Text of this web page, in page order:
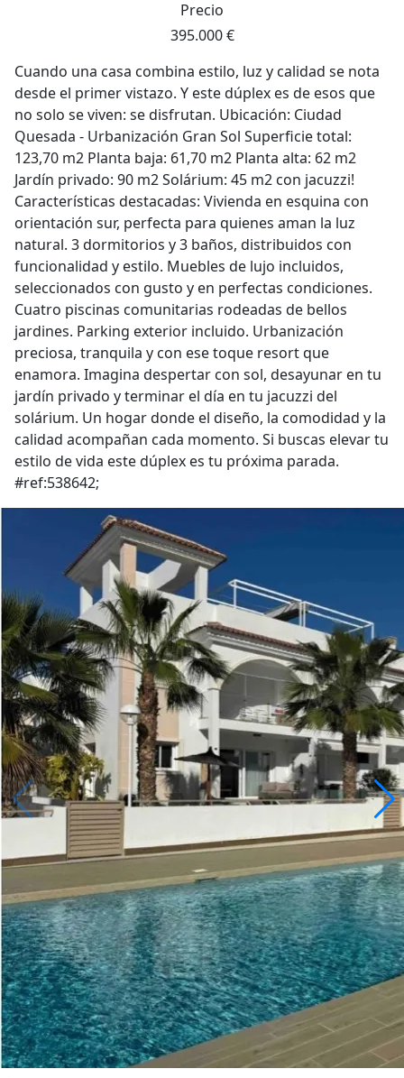
Precio
395.000 €
Cuando una casa combina estilo, luz y calidad se nota
desde el primer vistazo. Y este dúplex es de esos que
no solo se viven: se disfrutan. Ubicación: Ciudad
Quesada - Urbanización Gran Sol Superficie total:
123,70 m2 Planta baja: 61,70 m2 Planta alta: 62 m2
Jardín privado: 90 m2 Solárium: 45 m2 con jacuzzi!
Características destacadas: Vivienda en esquina con
orientación sur, perfecta para quienes aman la luz
natural. 3 dormitorios y 3 baños, distribuidos con
funcionalidad y estilo. Muebles de lujo incluidos,
seleccionados con gusto y en perfectas condiciones.
Cuatro piscinas comunitarias rodeadas de bellos
jardines. Parking exterior incluido. Urbanización
preciosa, tranquila y con ese toque resort que
enamora. Imagina despertar con sol, desayunar en tu
jardín privado y terminar el día en tu jacuzzi del
solárium. Un hogar donde el diseño, la comodidad y la
calidad acompañan cada momento. Si buscas elevar tu
estilo de vida este dúplex es tu próxima parada.
#ref:538642;